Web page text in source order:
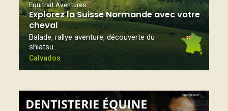
Equitrait Aventures
Explorez la Suisse Normande avec votre
cheval
Balade, rallye aventure, découverte du
shiatsu…
Calvados